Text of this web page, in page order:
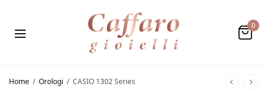
0
Home / Orologi / CASIO 1302 Series